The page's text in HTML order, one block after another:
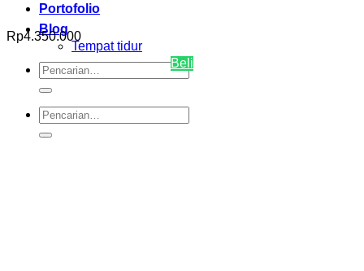
Portofolio
Blog
Tempat tidur
Pencarian
untuk:
Pencarian
untuk:
Rp4.350.000
Beli